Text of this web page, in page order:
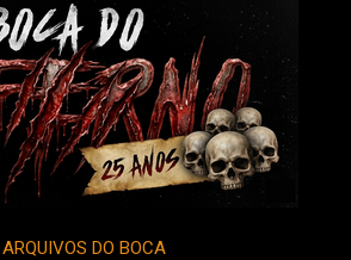
ARQUIVOS DO BOCA